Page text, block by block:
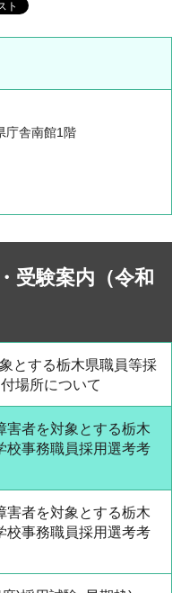
舎南館1階
受験案内（令和
とする栃木県職員等採
場所について
害者を対象とする栃木
校事務職員採用選考考
害者を対象とする栃木
校事務職員採用選考考